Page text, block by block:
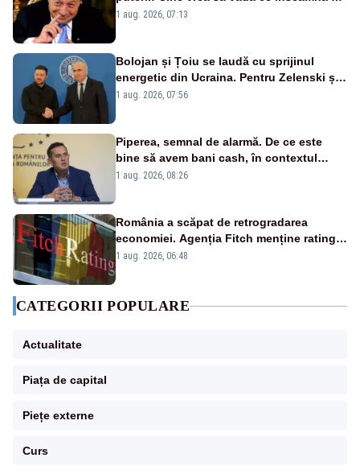
fii prost, se uită la România
1 aug. 2026, 07:13
Bolojan și Țoiu se laudă cu sprijinul
energetic din Ucraina. Pentru Zelenski și
înalții oficiali de la Kiev, subiectul nu
1 aug. 2026, 07:56
Piperea, semnal de alarmă. De ce este
bine să avem bani cash, în contextul
alertei energetice?
1 aug. 2026, 08:26
România a scăpat de retrogradarea
economiei. Agenția Fitch menține ratingul
„BBB-” cu perspectivă negativă
1 aug. 2026, 06:48
CATEGORII POPULARE
Actualitate
Piața de capital
Piețe externe
Curs